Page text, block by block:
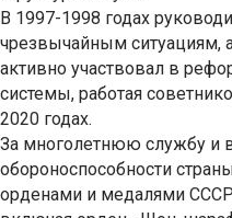
В 1997-1998 годах
чрезвычайным ситуациям,
активно участвовал в
системы, работая
2020 годах.
За многолетнюю службу и
обороноспособности
орденами и медалями